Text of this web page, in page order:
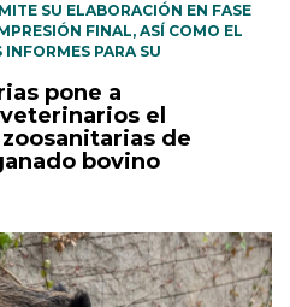
SU ELABORACIÓN EN FASE
FINAL, ASÍ COMO EL
PARA SU
pone a
el
de
bovino